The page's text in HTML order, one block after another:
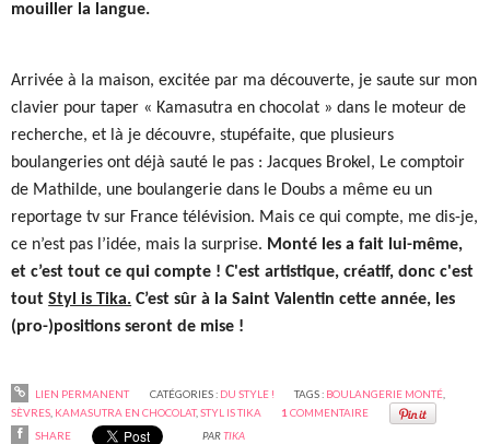
mouiller la langue.
Arrivée à la maison, excitée par ma découverte, je saute sur mon
clavier pour taper « Kamasutra en chocolat » dans le moteur de
recherche, et là je découvre, stupéfaite, que plusieurs
boulangeries ont déjà sauté le pas : Jacques Brokel, Le comptoir
de Mathilde, une boulangerie dans le Doubs a même eu un
reportage tv sur France télévision. Mais ce qui compte, me dis-je,
ce n’est pas l’idée, mais la surprise. Monté les a fait lui-même,
et c’est tout ce qui compte ! C'est artistique, créatif, donc c'est
toutStyl is Tika. C’est sûr à la Saint Valentin cette année, les
(pro-)positions seront de mise !
LIEN PERMANENT CATÉGORIES : DU STYLE ! TAGS : BOULANGERIE MONTÉ,
SÈVRES KAMASUTRA EN CHOCOLAT,STYL IS TIKA 1 COMMENTAIRE
SHARE
PARTIKA